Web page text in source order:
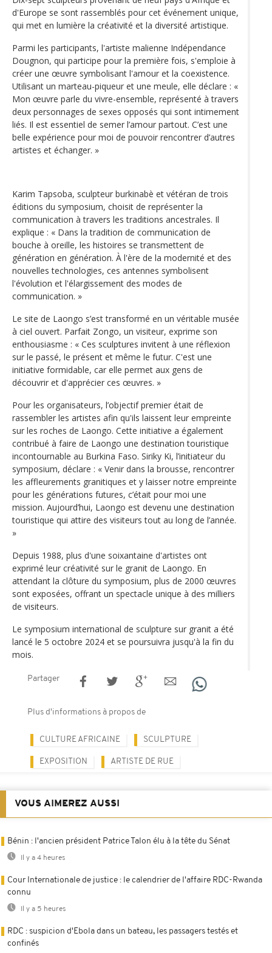
d'Europe se sont rassemblés pour cet événement unique,
qui met en lumière la créativité et la diversité artistique.
Parmi les participants, l'artiste malienne Indépendance
Dougnon, qui participe pour la première fois, s'emploie à
créer une œuvre symbolisant l'amour et la coexistence.
Utilisant un marteau-piqueur et une meule, elle déclare : «
Mon œuvre parle du vivre-ensemble, représenté à travers
deux personnages de sexes opposés qui sont intimement
liés. Il est essentiel de semer l’amour partout. C’est une
belle expérience pour moi de pouvoir rencontrer d’autres
artistes et échanger. »
Karim Tapsoba, sculpteur burkinabè et vétéran de trois
éditions du symposium, choisit de représenter la
communication à travers les traditions ancestrales. Il
explique : « Dans la tradition de communication de
bouche à oreille, les histoires se transmettent de
génération en génération. À l'ère de la modernité et des
nouvelles technologies, ces antennes symbolisent
l'évolution et l'élargissement des modes de
communication. »
Le site de Laongo s’est transformé en un véritable musée
à ciel ouvert. Parfait Zongo, un visiteur, exprime son
enthousiasme : « Ces sculptures invitent à une réflexion
sur le passé, le présent et même le futur. C'est une
initiative formidable, car elle permet aux gens de
découvrir et d'apprécier ces œuvres. »
Pour les organisateurs, l’objectif premier était de
rassembler les artistes afin qu'ils laissent leur empreinte
sur les roches de Laongo. Cette initiative a également
contribué à faire de Laongo une destination touristique
incontournable au Burkina Faso. Siriky Ki, l’initiateur du
symposium, déclare : « Venir dans la brousse, rencontrer
les affleurements granitiques et y laisser notre empreinte
pour les générations futures, c’était pour moi une
mission. Aujourd’hui, Laongo est devenu une destination
touristique qui attire des visiteurs tout au long de l’année.
»
Depuis 1988, plus d'une soixantaine d'artistes ont
exprimé leur créativité sur le granit de Laongo. En
attendant la clôture du symposium, plus de 2000 œuvres
sont exposées, offrant un spectacle unique à des milliers
de visiteurs.
Le symposium international de sculpture sur granit a été
lancé le 5 octobre 2024 et se poursuivra jusqu'à la fin du
mois.
Partager
Plus d'informations à propos de
CULTURE AFRICAINE SCULPTURE
EXPOSITION ARTISTE DE RUE
VOUS AIMEREZ AUSSI
Bénin : l'ancien président Patrice Talon élu à la tête du Sénat
Il y a 4 heures
Cour Internationale de justice : le calendrier de l'affaire RDC-Rwanda
connu
Il y a 5 heures
RDC : suspicion d'Ebola dans un bateau, les passagers testés et
confinés